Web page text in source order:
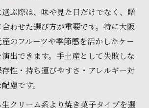
ぶ際は、味や見た目だけでなく、贈
わせた選び方が重要です。特に大阪
のフルーツや季節感を活かしたケー
出できます。手土産として失敗しな
性・持ち運びやすさ・アレルギー対
慮です。
クリーム系より焼き菓子タイプを選